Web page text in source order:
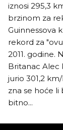
iznosi 295,3
brzinom za
Guinnessova
rekord za
2011. godine.
Britanac Alec
jurio 301,2
zna se hoće li
bitno...